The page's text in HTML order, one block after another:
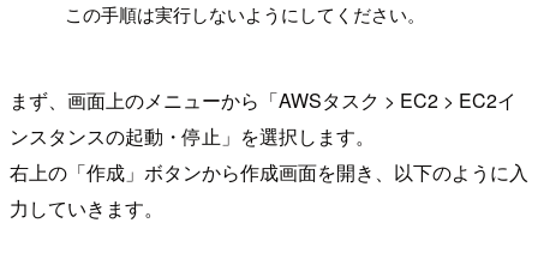
この手順は実行しないようにしてください。
まず、画面上のメニューから「AWSタスク > EC2 > EC2イ
ンスタンスの起動・停止」を選択します。
右上の「作成」ボタンから作成画面を開き、以下のように入
力していきます。